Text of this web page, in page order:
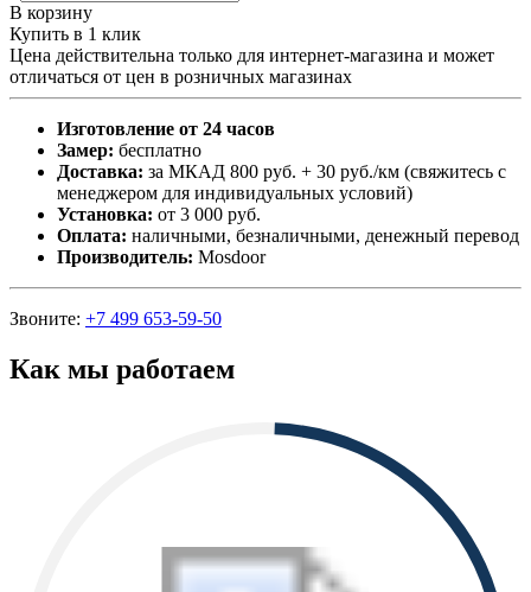
В корзину
Купить в 1 клик
Цена действительна только для интернет-магазина и может
отличаться от цен в розничных магазинах
Изготовление от 24 часов
Замер: бесплатно
Доставка: за МКАД 800 руб. + 30 руб./км (свяжитесь с
менеджером для индивидуальных условий)
Установка: от 3 000 руб.
Оплата: наличными, безналичными, денежный перевод
Производитель: Mosdoor
Звоните: +7 499 653-59-50
Как мы работаем